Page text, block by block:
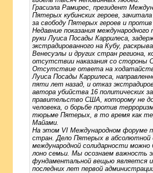
Грасиэла Рамирес, президент
Пятерых кубинских героев,
за свободу Пятерых героев и
Недавние показания
руки Луиса Посады Каррилеса,
экстрадированного на Кубу,
Венесуэлы и других стран региона,
отсутствии наказания со стороны
Отсутствие ответа на
Луиса Посады Каррилеса,
пяти лет назад, и отказ
автора убийства 16 политических
правительство США, которому не
человека, о борьбе против
тюрьме Пятерых, в то время как
Майами.
На этом VI Международном форуме
стран. Дело Пятерых в абсолютной
международной солидарности
лоно семьи. Мы осознаем важность
фундаментальной вещью является
последних лет первой